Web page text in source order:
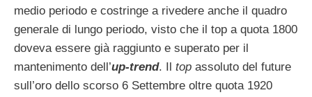
medio periodo e costringe a rivedere anche il quadro
generale di lungo periodo, visto che il top a quota 1800
doveva essere già raggiunto e superato per il
mantenimento dell’up-trend. Il top assoluto del future
sull’oro dello scorso 6 Settembre oltre quota 1920